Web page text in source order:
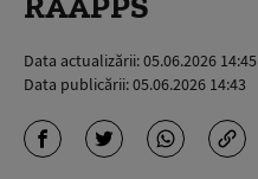
Data actualizării:05.06.2026 14:45
Data publicării:05.06.2026 14:43